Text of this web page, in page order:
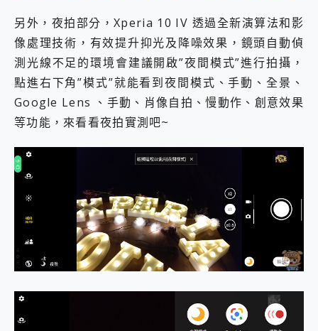
另外，夜拍部分，Xperia 10 IV 透過全新演算法和影
像處理技術，有效提升抑光及降噪效果，鏡頭自動偵
測光線不足的環境會建議開啟”夜間模式”進行拍攝，
點進右下角”模式”就能看到夜間模式、手動、全景、
Google Lens 、手動、肖像自拍、慢動作、創意效果
等功能，來看看夜拍實測吧~